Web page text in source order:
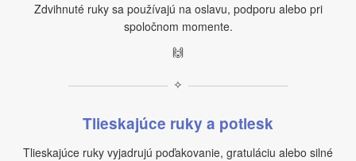
Zdvihnuté ruky sa používajú na oslavu, podporu alebo pri
spoločnom momente.
🙌
✧
Tlieskajúce ruky a potlesk
Tlieskajúce ruky vyjadrujú poďakovanie, gratuláciu alebo silné